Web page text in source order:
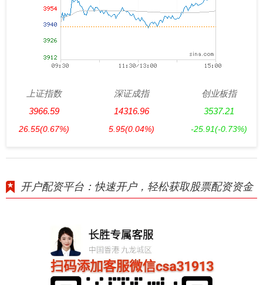
上证指数
3966.59
26.55(0.67%)
深证成指
14316.96
5.95(0.04%)
创业板指
3537.21
-25.91(-0.73%)
开户配资平台：快速开户，轻松获取股票配资资金